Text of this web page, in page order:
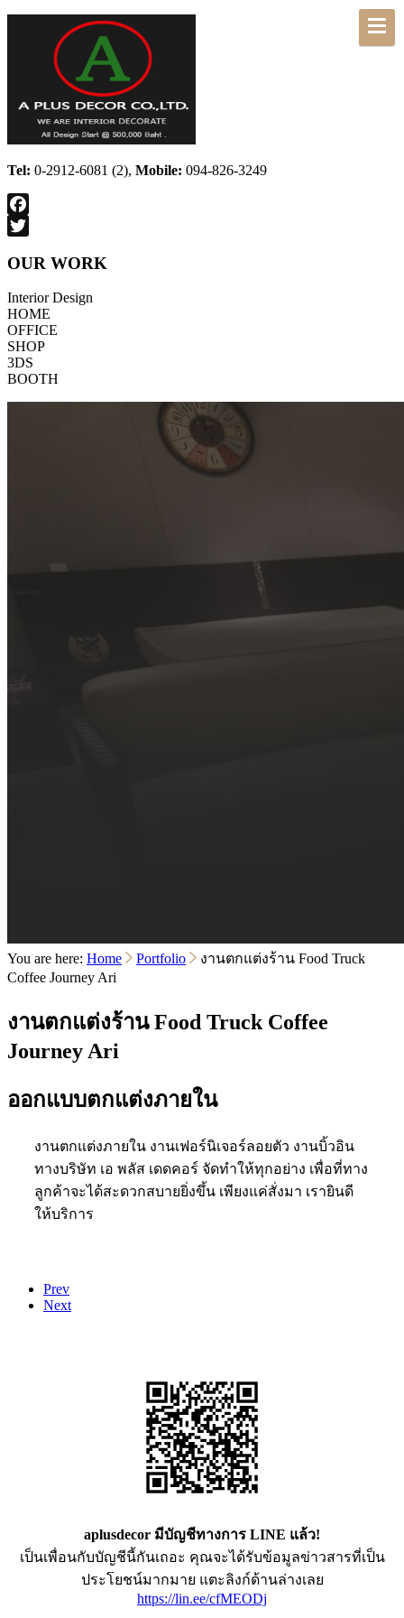
Tel: 0-2912-6081 (2), Mobile: 094-826-3249
Facebook
OUR WORK
Interior Design
HOME
OFFICE
SHOP
3DS
BOOTH
You are here: Home Portfolio
งานตกแต่งร้าน Food Truck
Coffee Journey Ari
งานตกแต่งร้าน Food Truck Coffee
Journey Ari
ออกแบบตกแต่งภายใน
งานตกแต่งภายใน งานเฟอร์นิเจอร์ลอยตัว งานบิ้วอิน
ทางบริษัท เอ พลัส เดดคอร์ จัดทำให้ทุกอย่าง เพื่อที่ทาง
ลูกค้าจะได้สะดวกสบายยิ่งขึ้น เพียงแค่สั่งมา เรายินดี
ให้บริการ
Prev
Next
aplusdecor มีบัญชีทางการ LINE แล้ว!
เป็นเพื่อนกับบัญชีนี้กันเถอะ คุณจะได้รับข้อมูลข่าวสารที่เป็น
ประโยชน์มากมาย แตะลิงก์ด้านล่างเลย
https://lin.ee/cfMEODj